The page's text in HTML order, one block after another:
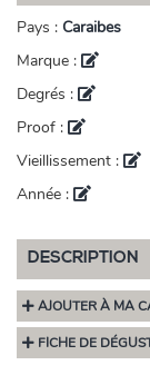
Pays : Caraibes
Marque :
Degrés :
Proof :
Vieillissement :
Année :
DESCRIPTION
AJOUTER À MA
FICHE DE